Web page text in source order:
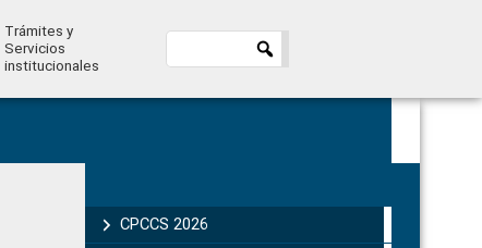
Trámites y
Servicios
institucionales
Sidebar
CPCCS 2026